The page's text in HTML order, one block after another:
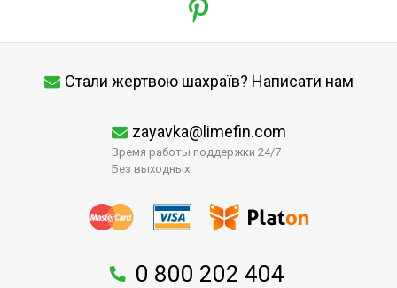
Стали жертвою шахраїв? Написати нам
zayavka@limefin.com
Время работы поддержки 24/7
Без выходных!
0 800 202 404